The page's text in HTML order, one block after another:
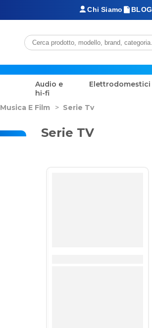
Chi Siamo BLOG
Audio e
hi-fi
Elettrodomestici
Musica E Film > Serie Tv
Serie TV